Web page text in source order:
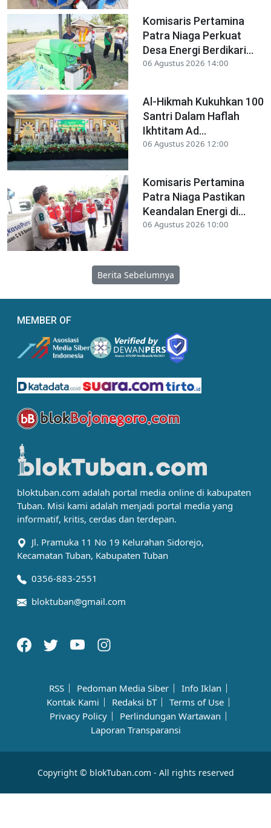
Komisaris Pertamina
Patra Niaga Perkuat
Desa Energi Berdikari...
06 Agustus 2026 14:00
Al-Hikmah Kukuhkan 100
Santri Dalam Haflah
Ikhtitam Ad...
06 Agustus 2026 12:00
Komisaris Pertamina
Patra Niaga Pastikan
Keandalan Energi di...
06 Agustus 2026 10:00
Berita Sebelumnya
MEMBER OF
bloktuban.com adalah portal media online di kabupaten
Tuban. Misi kami adalah menjadi portal media yang
informatif, kritis, cerdas dan terdepan.
Jl. Pramuka 11 No 19 Kelurahan Sidorejo,
Kecamatan Tuban, Kabupaten Tuban
0356-883-2551
bloktuban@gmail.com
RSS Pedoman Media Siber
Info Iklan
Kontak Kami
Redaksi bT
Terms of Use
Privacy Policy
Perlindungan Wartawan
Laporan Transparansi
Copyright © blokTuban.com - All rights reserved